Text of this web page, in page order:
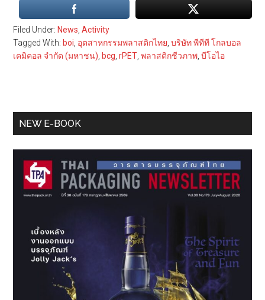
Filed Under: News,Activity
Tagged With: boi, อุตสาหกรรมพลาสติกไทย,บริษัท พีทีที โกลบอล
เคมิคอล จำกัด (มหาชน), bcg,rPET,พลาสติกชีวภาพ,บีโอไอ
Primary
NEW E-BOOK